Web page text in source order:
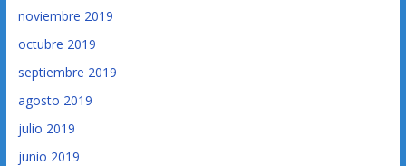
noviembre 2019
octubre 2019
septiembre 2019
agosto 2019
julio 2019
junio 2019